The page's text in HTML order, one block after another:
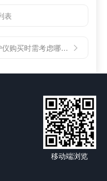
表
买时需考虑哪些因素？
移动端浏览